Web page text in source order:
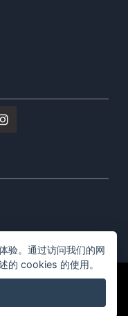
验。通过访问我们的网
的 cookies 的使用。